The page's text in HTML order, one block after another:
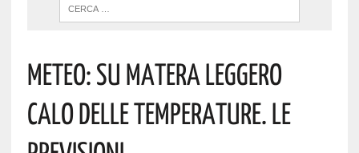
Meteo: Su Matera Leggero
Calo Delle Temperature. Le